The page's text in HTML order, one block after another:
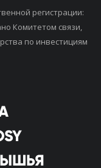
регистрации:
Комитетом связи,
по инвестициям